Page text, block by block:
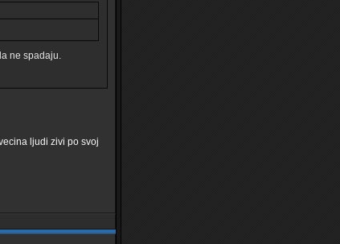
ne spadaju.
ljudi zivi po svoj